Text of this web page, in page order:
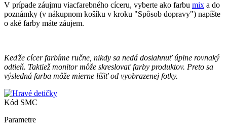
V prípade záujmu viacfarebného cíceru, vyberte ako farbu mix a do
poznámky (v nákupnom košíku v kroku "Spôsob dopravy") napíšte
o aké farby máte záujem.
Keďže cícer farbíme ručne, nikdy sa nedá dosiahnuť úplne rovnaký
odtieň. Taktiež monitor môže skreslovať farby produktov. Preto sa
výsledná farba môže mierne líšiť od vyobrazenej fotky.
Kód SMC
Parametre